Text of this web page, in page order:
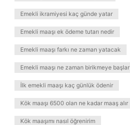
Emekli ikramiyesi kaç günde yatar
Emekli maaşı ek ödeme tutarı nedir
Emekli maaşı farkı ne zaman yatacak
Emekli maaşı ne zaman birikmeye başlar
İlk emekli maaşı kaç günlük ödenir
Kök maaşı 6500 olan ne kadar maaş alır
Kök maaşımı nasıl öğrenirim